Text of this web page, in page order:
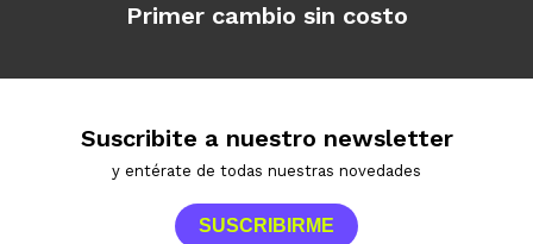
Primer cambio sin costo
Suscribite a nuestro newsletter
y entérate de todas nuestras novedades
SUSCRIBIRME